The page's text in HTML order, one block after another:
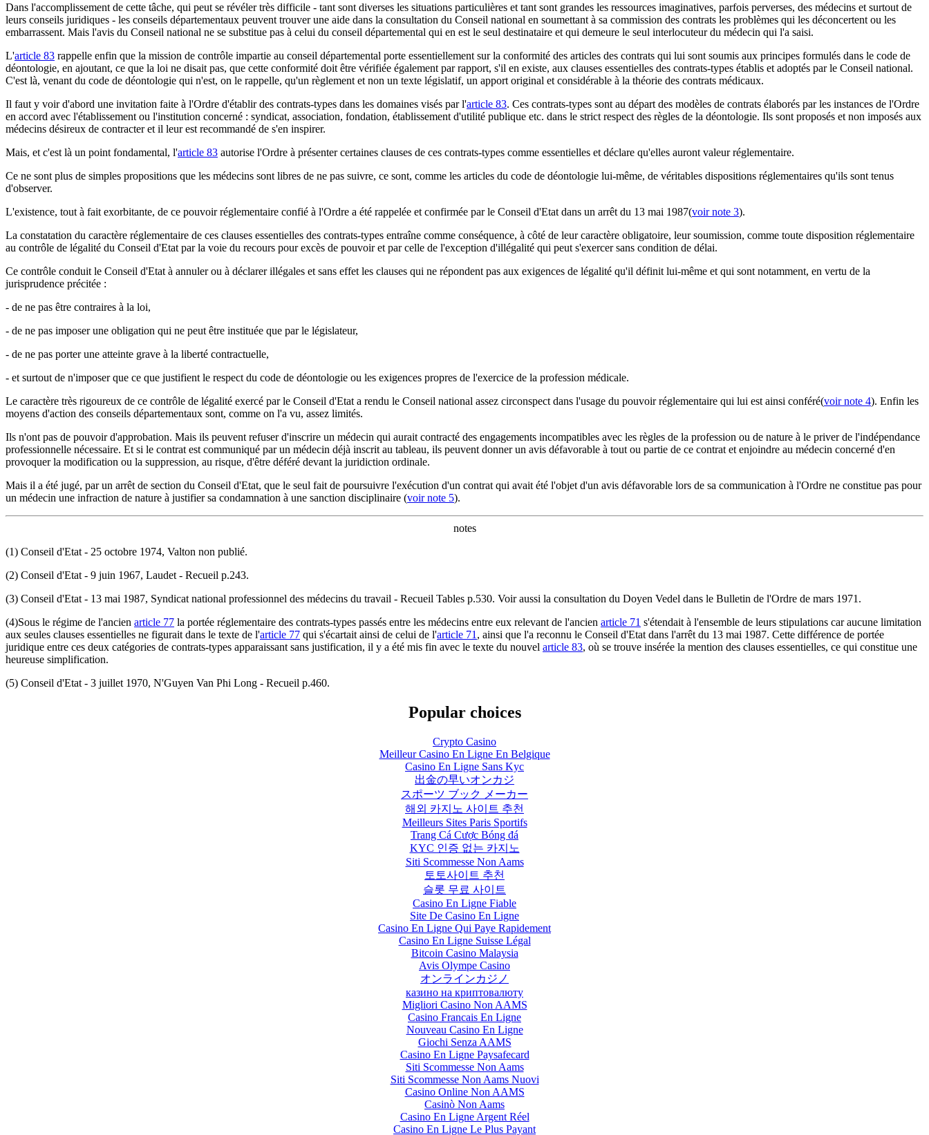
Dans l'accomplissement de cette tâche, qui peut se révéler très difficile - tant sont diverses les situations particulières et tant sont grandes les ressources imaginatives, parfois perverses, des médecins et surtout de
leurs conseils juridiques - les conseils départementaux peuvent trouver une aide dans la consultation du Conseil national en soumettant à sa commission des contrats les problèmes qui les déconcertent ou les
embarrassent. Mais l'avis du Conseil national ne se substitue pas à celui du conseil départemental qui en est le seul destinataire et qui demeure le seul interlocuteur du médecin qui l'a saisi.
L'article 83 rappelle enfin que la mission de contrôle impartie au conseil départemental porte essentiellement sur la conformité des articles des contrats qui lui sont soumis aux principes formulés dans le code de
déontologie, en ajoutant, ce que la loi ne disait pas, que cette conformité doit être vérifiée également par rapport, s'il en existe, aux clauses essentielles des contrats-types établis et adoptés par le Conseil national.
C'est là, venant du code de déontologie qui n'est, on le rappelle, qu'un règlement et non un texte législatif, un apport original et considérable à la théorie des contrats médicaux.
Il faut y voir d'abord une invitation faite à l'Ordre d'établir des contrats-types dans les domaines visés par l'article 83. Ces contrats-types sont au départ des modèles de contrats élaborés par les instances de l'Ordre
en accord avec l'établissement ou l'institution concerné : syndicat, association, fondation, établissement d'utilité publique etc. dans le strict respect des règles de la déontologie. Ils sont proposés et non imposés aux
médecins désireux de contracter et il leur est recommandé de s'en inspirer.
Mais, et c'est là un point fondamental, l'article 83 autorise l'Ordre à présenter certaines clauses de ces contrats-types comme essentielles et déclare qu'elles auront valeur réglementaire.
Ce ne sont plus de simples propositions que les médecins sont libres de ne pas suivre, ce sont, comme les articles du code de déontologie lui-même, de véritables dispositions réglementaires qu'ils sont tenus
d'observer.
L'existence, tout à fait exorbitante, de ce pouvoir réglementaire confié à l'Ordre a été rappelée et confirmée par le Conseil d'Etat dans un arrêt du 13 mai 1987(voir note 3).
La constatation du caractère réglementaire de ces clauses essentielles des contrats-types entraîne comme conséquence, à côté de leur caractère obligatoire, leur soumission, comme toute disposition réglementaire
au contrôle de légalité du Conseil d'Etat par la voie du recours pour excès de pouvoir et par celle de l'exception d'illégalité qui peut s'exercer sans condition de délai.
Ce contrôle conduit le Conseil d'Etat à annuler ou à déclarer illégales et sans effet les clauses qui ne répondent pas aux exigences de légalité qu'il définit lui-même et qui sont notamment, en vertu de la
jurisprudence précitée :
- de ne pas être contraires à la loi,
- de ne pas imposer une obligation qui ne peut être instituée que par le législateur,
- de ne pas porter une atteinte grave à la liberté contractuelle,
- et surtout de n'imposer que ce que justifient le respect du code de déontologie ou les exigences propres de l'exercice de la profession médicale.
Le caractère très rigoureux de ce contrôle de légalité exercé par le Conseil d'Etat a rendu le Conseil national assez circonspect dans l'usage du pouvoir réglementaire qui lui est ainsi conféré(voir note 4). Enfin les
moyens d'action des conseils départementaux sont, comme on l'a vu, assez limités.
Ils n'ont pas de pouvoir d'approbation. Mais ils peuvent refuser d'inscrire un médecin qui aurait contracté des engagements incompatibles avec les règles de la profession ou de nature à le priver de l'indépendance
professionnelle nécessaire. Et si le contrat est communiqué par un médecin déjà inscrit au tableau, ils peuvent donner un avis défavorable à tout ou partie de ce contrat et enjoindre au médecin concerné d'en
provoquer la modification ou la suppression, au risque, d'être déféré devant la juridiction ordinale.
Mais il a été jugé, par un arrêt de section du Conseil d'Etat, que le seul fait de poursuivre l'exécution d'un contrat qui avait été l'objet d'un avis défavorable lors de sa communication à l'Ordre ne constitue pas pour
un médecin une infraction de nature à justifier sa condamnation à une sanction disciplinaire (voir note 5).
notes
(1) Conseil d'Etat - 25 octobre 1974, Valton non publié.
(2) Conseil d'Etat - 9 juin 1967, Laudet - Recueil p.243.
(3) Conseil d'Etat - 13 mai 1987, Syndicat national professionnel des médecins du travail - Recueil Tables p.530. Voir aussi la consultation du Doyen Vedel dans le Bulletin de l'Ordre de mars 1971.
(4)Sous le régime de l'ancien article 77 la portée réglementaire des contrats-types passés entre les médecins entre eux relevant de l'ancien article 71 s'étendait à l'ensemble de leurs stipulations car aucune limitation
aux seules clauses essentielles ne figurait dans le texte de l'article 77 qui s'écartait ainsi de celui de l'article 71 , ainsi que l'a reconnu le Conseil d'Etat dans l'arrêt du 13 mai 1987. Cette différence de portée
juridique entre ces deux catégories de contrats-types apparaissant sans justification, il y a été mis fin avec le texte du nouvel article 83, où se trouve insérée la mention des clauses essentielles, ce qui constitue une
heureuse simplification.
(5) Conseil d'Etat - 3 juillet 1970, N'Guyen Van Phi Long - Recueil p.460.
Popular choices
Crypto Casino
Meilleur Casino En Ligne En Belgique
Casino En Ligne Sans Kyc
出金の早いオンカジ
スポーツ ブック メーカー
해외 카지노 사이트 추천
Meilleurs Sites Paris Sportifs
Trang Cá Cược Bóng đá
KYC 인증 없는 카지노
Siti Scommesse Non Aams
토토사이트 추천
슬롯 무료 사이트
Casino En Ligne Fiable
Site De Casino En Ligne
Casino En Ligne Qui Paye Rapidement
Casino En Ligne Suisse Légal
Bitcoin Casino Malaysia
Avis Olympe Casino
オンラインカジノ
казино на криптовалюту
Migliori Casino Non AAMS
Casino Francais En Ligne
Nouveau Casino En Ligne
Giochi Senza AAMS
Casino En Ligne Paysafecard
Siti Scommesse Non Aams
Siti Scommesse Non Aams Nuovi
Casino Online Non AAMS
Casinò Non Aams
Casino En Ligne Argent Réel
Casino En Ligne Le Plus Payant